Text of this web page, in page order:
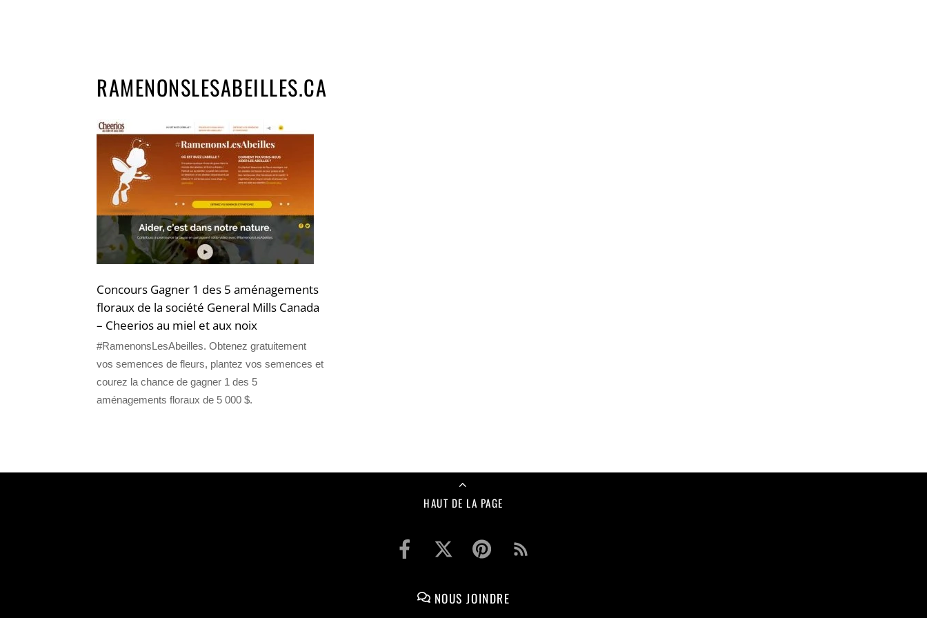
RAMENONSLESABEILLES.CA
Concours Gagner 1 des 5 aménagements
floraux de la société General Mills Canada
– Cheerios au miel et aux noix
#RamenonsLesAbeilles. Obtenez gratuitement
vos semences de fleurs, plantez vos semences et
courez la chance de gagner 1 des 5
aménagements floraux de 5 000 $.
HAUT DE LA PAGE
NOUS JOINDRE